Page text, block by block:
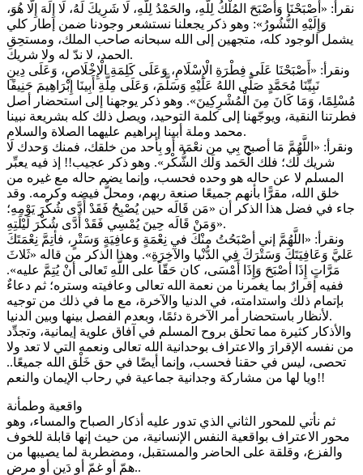
نقرأ: «أَصْبَحْنَا وَأَصْبَحَ المُلْكُ لِلَّهِ، والحَمْدُ لِلَّهِ، لَا شَرِيكَ لَهُ، لَا إِلَهَ إِلَّا هُوَ،
وَإِلَيْهِ النُّشُورُ»: وهو ذكر يجعلنا نستشعر وجودنا ضمن إطار كلي
يشمل الوجود كله، متجهين إلى الله سبحانه صاحب الملك، ومستحِقِ
الحمد، لا ندّ له ولا شريك.
ونقرأ: «أَصْبَحْنَا عَلَى فِطْرَةِ الْإِسْلَامِ، وَعَلَى كَلِمَةِ الْإِخْلَاصِ، وَعَلَى دِينِ
نَبِيِّنَا مُحَمَّدٍ صَلَّى اللهُ عَلَيْهِ وَسَلَّمَ، وَعَلَى مِلَّةِ أَبِينَا إِبْرَاهِيمَ حَنِيفًا
مُسْلِمًا، وَمَا كَانَ مِنَ الْمُشْرِكِينَ». وهو ذكر يوجهنا إلى استحضار أصل
فطرتنا النقية، ويوجّهنا إلى كلمة التوحيد، ويصل ذلك كله بشريعة نبينا
محمد وملة أبينا إبراهيم عليهما الصلاة والسلام.
ونقرأ: «اللَّهُمَّ مَا أصبح بِي من نعْمَة أَو بِأحد من خلقك، فمنك وَحدك لَا
شريك لَك؛ فلك الْحَمد وَلَك الشُّكْر». وهو ذكر عجيب!! إذ فيه يعبِّر
المسلم لا عن حاله هو وحده فحسب، وإنما يضم حاله مع غيره من
خلق الله، مقرًّا بأنهم جميعًا صنعة ربهم، ومحلُّ فيضه وكرمه. وقد
جاء في فضل هذا الذكر أن «مَن قَالَه حين يُصْبِحُ فَقَدْ أَدَّى شُكْرَ يَوْمِهِ؛
وَمَنْ قَالَه حِينَ يُمْسِي فَقَدْ أَدَّى شُكْرَ لَيْلَتِهِ».
ونقرأ: «اللَّهُمَّ إني أصْبَحُتُ منْكَ في نِعْمَةٍ وَعافِيَةٍ وَسَتْرٍ، فأتِمَّ نِعْمَتَكَ
عَليَّ وَعَافِيَتَكَ وَسَتْرَكَ فِي الدُّنْيا والآخِرَةِ». وهذا الذكر من قاله «ثَلاثَ
مَرَّاتٍ إِذَا أصْبَحَ وَإِذَا أَمْسَى، كان حَقّاً على اللَّهِ تَعالى أنْ يُتِمَّ عليه».
ففيه إقرارٌ بما يغمرنا من نعمة الله تعالى وعافيته وستره؛ ثم دعاءٌ
بإتمام ذلك واستدامته، في الدنيا والآخرة، مع ما في ذلك من توجيه
لأنظار باستحضار أمر الآخرة دئمًا، وبعدم الفصل بينها وبين الدنيا.
والأذكار كثيرة مما تحلق بروح المسلم في آفاق علوية إيمانية، وتجدِّد
من نفسه الإقرارَ والاعتراف بوحدانية الله تعالى ونعمه التي لا تعد ولا
تحصى، ليس في حقنا فحسب، وإنما أيضًا في حق خَلْق الله جميعًا..
ويا لها من مشاركة وجدانية جماعية في رحاب الإيمان والنعم!!
واقعية وطمأنة
ثم نأتي للمحور الثاني الذي تدور عليه أذكار الصباح والمساء، وهو
محور الاعتراف بواقعية النفس الإنسانية، من حيث إنها قابلة للخوف
والفزع، وقلقة على الحاضر والمستقبل، ومضطربة لما يصيبها من
همّ أو غمّ أو دَين أو مرض..